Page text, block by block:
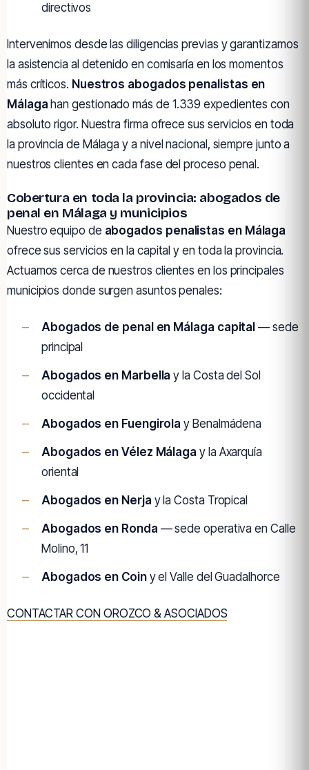
directivos
Intervenimos desde las diligencias previas y garantizamos
la asistencia al detenido en comisaría en los momentos
más críticos. Nuestros abogados penalistas en
Málaga han gestionado más de 1.339 expedientes con
absoluto rigor. Nuestra firma ofrece sus servicios en toda
la provincia de Málaga y a nivel nacional, siempre junto a
nuestros clientes en cada fase del proceso penal.
Cobertura en toda la provincia: abogados de
penal en Málaga y municipios
Nuestro equipo de abogados penalistas en Málaga
ofrece sus servicios en la capital y en toda la provincia.
Actuamos cerca de nuestros clientes en los principales
municipios donde surgen asuntos penales:
Abogados de penal en Málaga capital — sede
principal
Abogados en Marbella y la Costa del Sol
occidental
Abogados en Fuengirola y Benalmádena
Abogados en Vélez Málaga y la Axarquía
oriental
Abogados en Nerja y la Costa Tropical
Abogados en Ronda — sede operativa en Calle
Molino, 11
Abogados en Coiny el Valle del Guadalhorce
CONTACTAR CON OROZCO & ASOCIADOS